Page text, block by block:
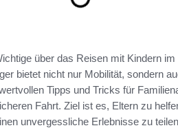
über das Reisen mit Kindern
bietet nicht nur Mobilität, sondern
Tipps und Tricks für
Fahrt. Ziel ist es, Eltern zu
unvergessliche Erlebnisse zu